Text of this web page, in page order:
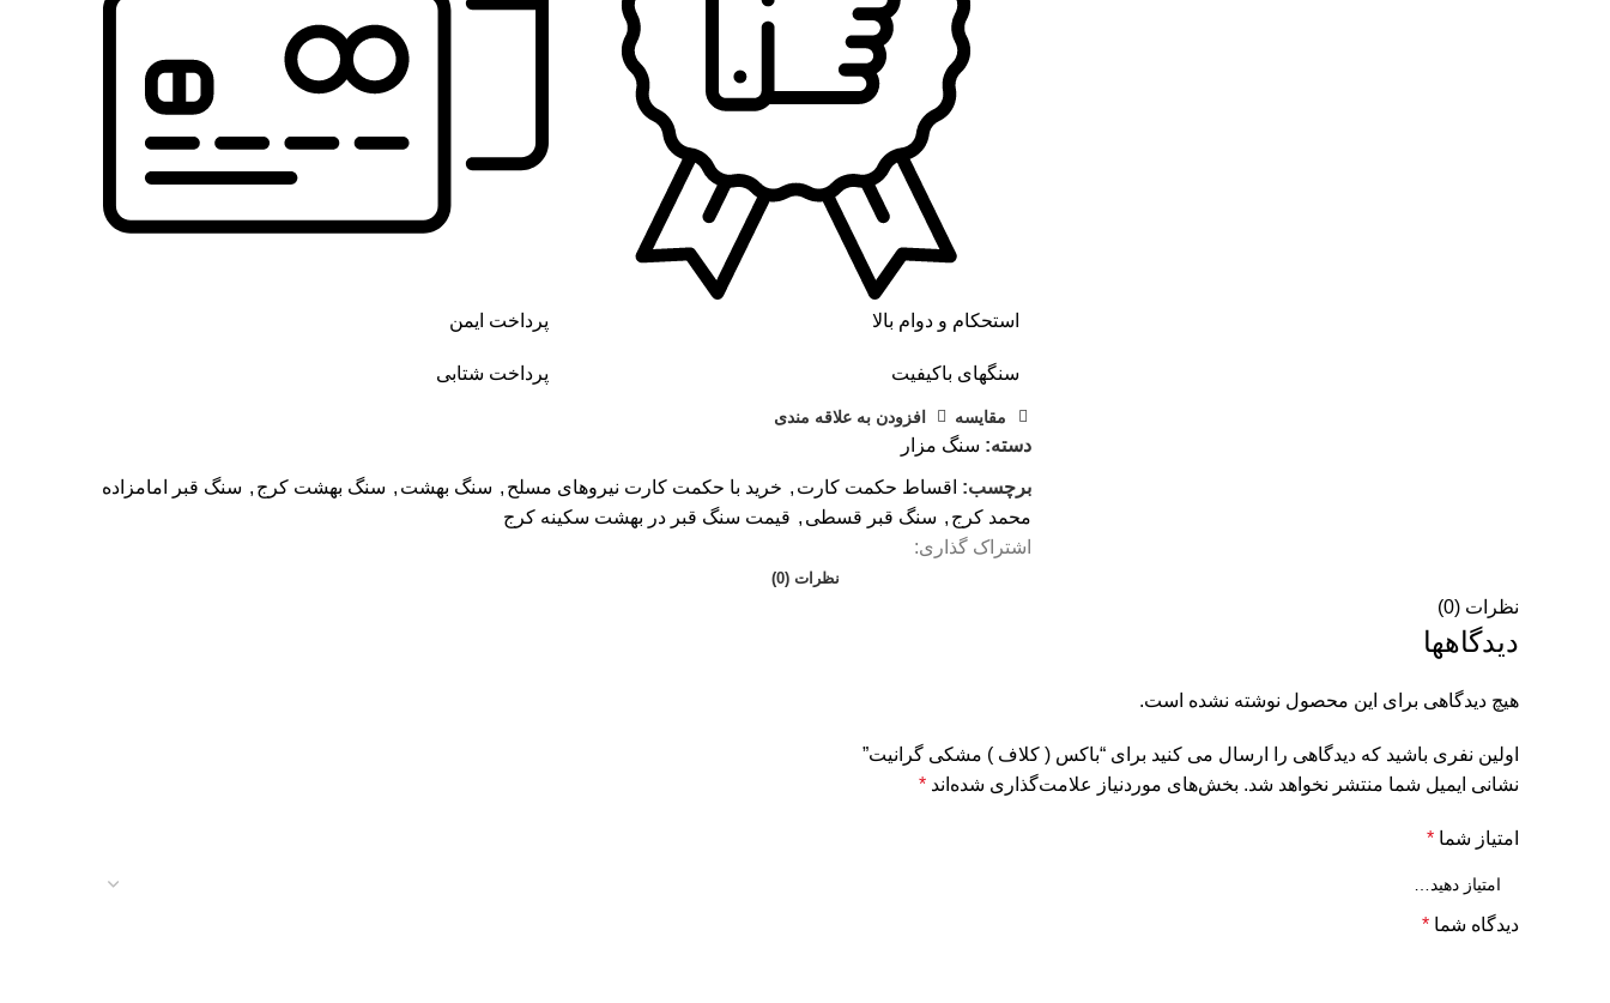
استحکام و دوام بالا
سنگهای باکیفیت
پرداخت ایمن
پرداخت شتابی
مقايسه افزودن به علاقه مندی
دسته: سنگ مزار
برچسب: اقساط حکمت کارت , خرید با حکمت کارت نیروهای مسلح , سنگ بهشت , سنگ بهشت کرج , سنگ قبر امامزاده
محمد کرج , سنگ قبر قسطی , قیمت سنگ قبر در بهشت سکینه کرج
اشتراک گذاری:
نظرات (0)
نظرات (0)
دیدگاهها
هیچ دیدگاهی برای این محصول نوشته نشده است.
اولین نفری باشید که دیدگاهی را ارسال می کنید برای “باکس ( کلاف ) مشکی گرانیت”
نشانی ایمیل شما منتشر نخواهد شد. بخش‌های موردنیاز علامت‌گذاری شده‌اند *
امتیاز شما *
دیدگاه شما *